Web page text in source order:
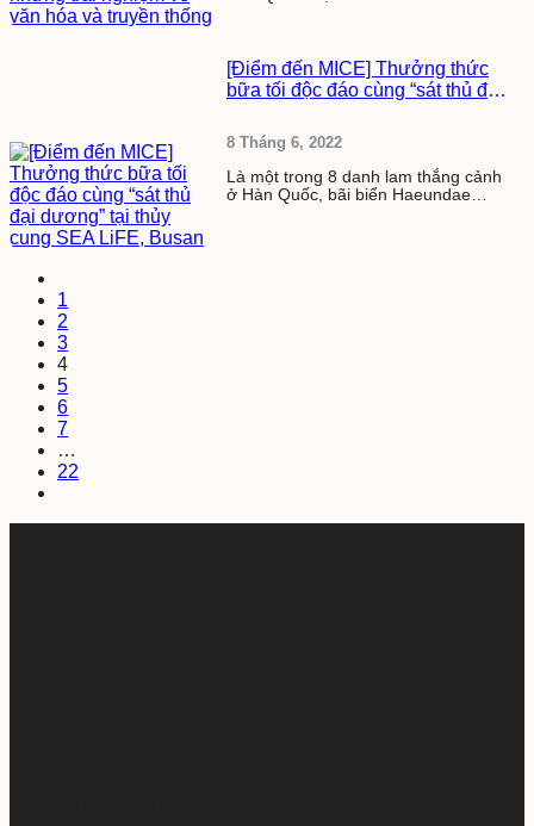
[Điểm đến MICE] Thưởng thức
bữa tối độc đáo cùng “sát thủ đại
Busan
8 Tháng 6, 2022
Là một trong 8 danh lam thắng cảnh
ở Hàn Quốc, bãi biển Haeundae
1
2
3
4
5
6
7
…
22